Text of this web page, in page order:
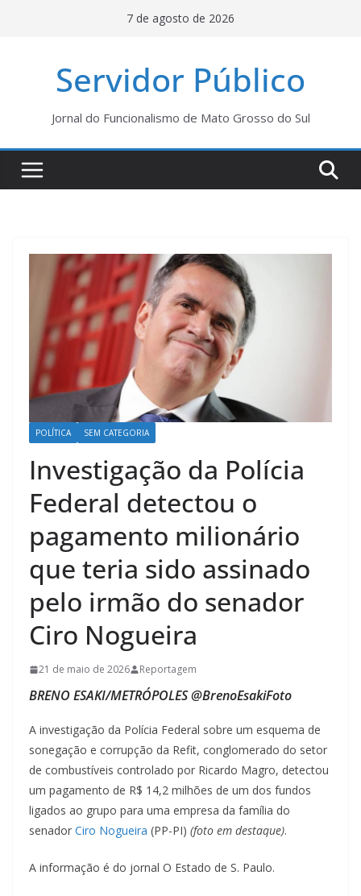
7 de agosto de 2026
Servidor Público
Jornal do Funcionalismo de Mato Grosso do Sul
POLÍTICA SEM CATEGORIA
Investigação da Polícia
Federal detectou o
pagamento milionário
que teria sido assinado
pelo irmão do senador
Ciro Nogueira
21 de maio de 2026 Reportagem
BRENO ESAKI/METRÓPOLES @BrenoEsakiFoto
A investigação da Polícia Federal sobre um esquema de
sonegação e corrupção da Refit, conglomerado do setor
de combustíveis controlado por Ricardo Magro, detectou
um pagamento de R$ 14,2 milhões de um dos fundos
ligados ao grupo para uma empresa da família do
senador Ciro Nogueira (PP-PI) (foto em destaque).
A informação é do jornal O Estado de S. Paulo.